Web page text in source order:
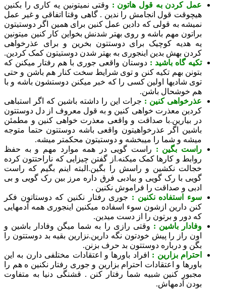
کردن به قول هاتون : وقتی نمیتونین یه کاری را بکنین
قول انجامش را ندین . گاهی وقتا اتفاقی و غیر عمل
به قولی که دادین عمل کنین برای همین اگر دوستیتون
مهم باشه و روی بهتر شدنش بخواین کار کنین میتونین
هدیه کوچیک برای دوستتون بخرین و برای عذرخواهی
بهش بدین اینجوری به بهتر شدن دوستیتون کمک کردین.
گاه باشید : دوستان واقعی جوری با هم رفتار میکنن که
بهم تکیه کنن و توی شرایط سخت کنار هم باشن و حتی
شادیها اولین کسی را که خبر میکنن دوستشون باشه و با
خوشحال باشن.
کنین :
جرات این را داشته باشین که اگر استباهی
معذرت خواهی کنین و به قول معروف از دل دوستتون
بیارین.با صداقت و واقعی معذرت خواهی کنین و مطمئن
اگر عذرخواهیتون واقعی باشه دوستتون حتما متوجه
و شما را میبخشه و دوستیتون محکمتر میشه.
بگین : راست گویی در همه موارد مهم و به حفظ
و کارها کمک میکنه.از گفتن چیزایی که ناراحتتون کرده
نکشین و راسش را بگین.البته اینم بگیم که راست
با رک گویی و بیادبی فرق داره مرز بین رک گویی و بی
و صداقت را فراموش نکنین .
استفاده نکنین : جوری رفتار نکنین که دوستاتون فکر
دارین ازشون سوء اسفاده میکنین اینجوری همه آدمهایی
دور و برتون را از دست میدین.
باشین : وقتی رازی را به شما میگن وفادار باشین و
راز را پیش خودتون نگه دارین.نزارین بقیه بد دوستتون را
و درباره دوستتون بد حرف بزنن.
بزارین : افراد باورها و اعتقادات مختلفی دارن به این
و اعتقادات احترام بزارین و جوری رفتار نکنین ه هم را
کنین شبیه شما رفتار کنن . قشنگی دنیا به متفاوت
آدمهاش.